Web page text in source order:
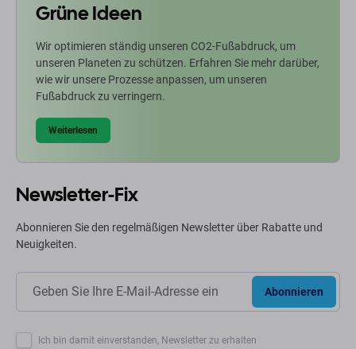
Grüne Ideen
Wir optimieren ständig unseren CO2-Fußabdruck, um
unseren Planeten zu schützen. Erfahren Sie mehr darüber,
wie wir unsere Prozesse anpassen, um unseren
Fußabdruck zu verringern.
Weiterlesen
Newsletter-Fix
Abonnieren Sie den regelmäßigen Newsletter über Rabatte und
Neuigkeiten.
Abonnieren
Ich bin damit einverstanden, Newsletter zu erhalten